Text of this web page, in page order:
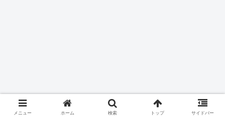
メニュー ホーム 検索 トップ サイドバー